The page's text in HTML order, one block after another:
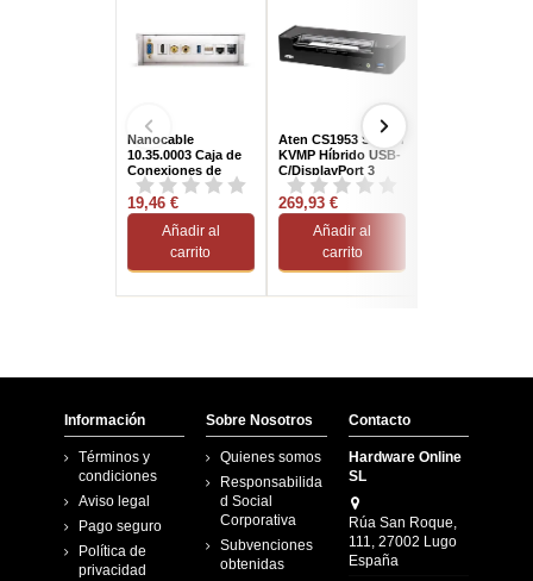
Nanocable
10.35.0003 Caja de
Conexiones de
Pared
VGA/HDMI/USB/RJ-
45 8 Puertos Blanco
19,46 €
Añadir al
carrito
Aten CS1953 Switch
KVMP Híbrido USB-
C/DisplayPort 3
Puertos Negro
269,93 €
Añadir al
carrito
Información
Términos y
condiciones
Aviso legal
Pago seguro
Política de
privacidad
Sobre Nosotros
Quienes somos
Responsabilida
d Social
Corporativa
Subvenciones
obtenidas
Contacto
Hardware Online
SL
Rúa San Roque,
111, 27002 Lugo
España